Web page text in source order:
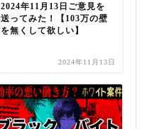
2024年11月13日ご意見を
送ってみた！【103万の壁
を無くして欲しい】
2024年11月13日